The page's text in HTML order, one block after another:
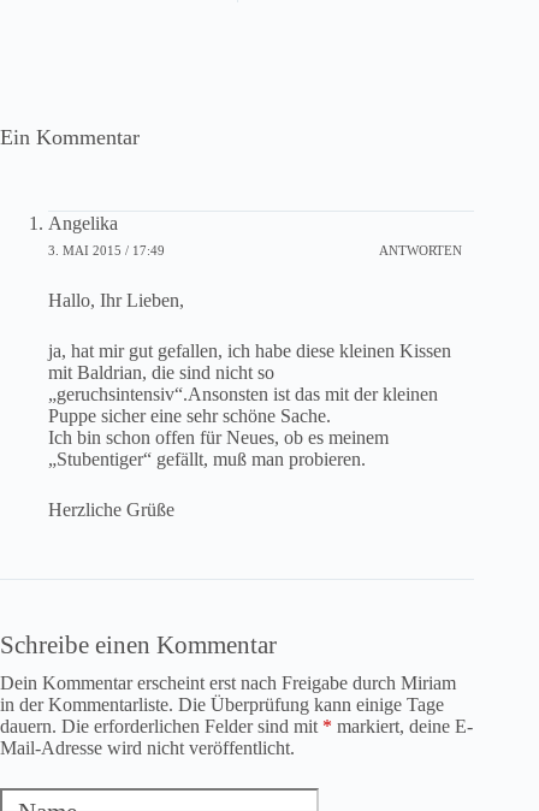
Ein Kommentar
Angelika
3. MAI 2015 / 17:49 ANTWORTEN
Hallo, Ihr Lieben,
ja, hat mir gut gefallen, ich habe diese kleinen Kissen
mit Baldrian, die sind nicht so
„geruchsintensiv“.Ansonsten ist das mit der kleinen
Puppe sicher eine sehr schöne Sache.
Ich bin schon offen für Neues, ob es meinem
„Stubentiger“ gefällt, muß man probieren.
Herzliche Grüße
Schreibe einen Kommentar
Dein Kommentar erscheint erst nach Freigabe durch Miriam
in der Kommentarliste. Die Überprüfung kann einige Tage
dauern. Die erforderlichen Felder sind mit * markiert, deine E-
Mail-Adresse wird nicht veröffentlicht.